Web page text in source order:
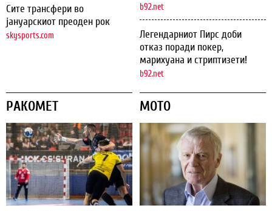
Сите трансфери во
јануарскиот преоден рок
skysports.com
b92.net
Легендарниот Пирс доби
отказ поради покер,
марихуана и стриптизети!
b92.net
РАКОМЕТ МОТО